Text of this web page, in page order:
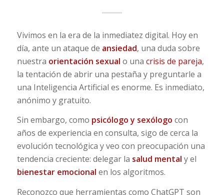
Vivimos en la era de la inmediatez digital. Hoy en
día, ante un ataque de ansiedad, una duda sobre
nuestra orientación sexual o una crisis de pareja,
la tentación de abrir una pestaña y preguntarle a
una Inteligencia Artificial es enorme. Es inmediato,
anónimo y gratuito.
Sin embargo, como psicólogoy sexólogo con
años de experiencia en consulta, sigo de cerca la
evolución tecnológica y veo con preocupación una
tendencia creciente: delegar la salud mental y el
bienestar emocional en los algoritmos.
Reconozco que herramientas como ChatGPT son